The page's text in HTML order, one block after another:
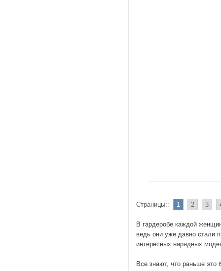
Страницы:: 1 2 3
В гардеробе каждой
ведь они уже давно стали
интересных нарядных
Все знают, что раньше это